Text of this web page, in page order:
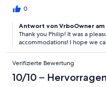
0
Antwort von VrboOwner am
Thank you Philip! It was a
accommodations! I hope we
Verifizierte Bewertung
10/10 –